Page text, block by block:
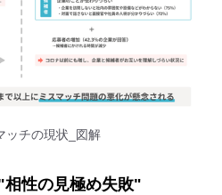
ッチの現状_図解
性の見極め失敗"